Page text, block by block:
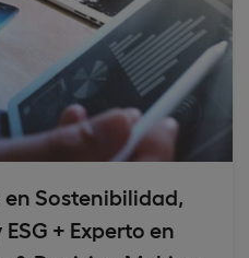
Sostenibilidad,
+ Experto en